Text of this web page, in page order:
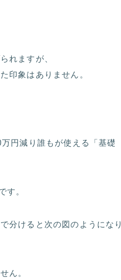
れますが、
印象はありません。
円減り誰もが使える「基礎
す。
分けると次の図のようになり
ん。